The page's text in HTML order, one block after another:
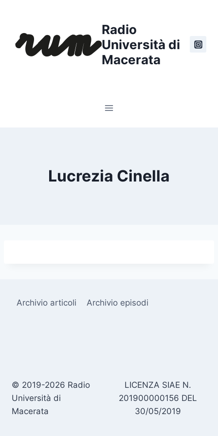
contenuto
Radio
Università di
Macerata
Lucrezia Cinella
Archivio articoli Archivio episodi
© 2019-2026 Radio
Università di
Macerata
LICENZA SIAE N.
201900000156 DEL
30/05/2019